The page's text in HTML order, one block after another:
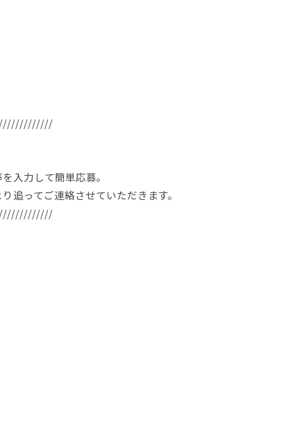
入力して簡単応募。
追ってご連絡させていただきます。